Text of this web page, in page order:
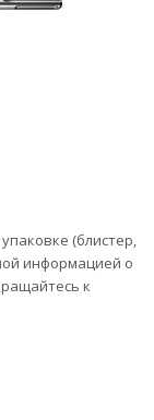
(блистер,
информацией о
к